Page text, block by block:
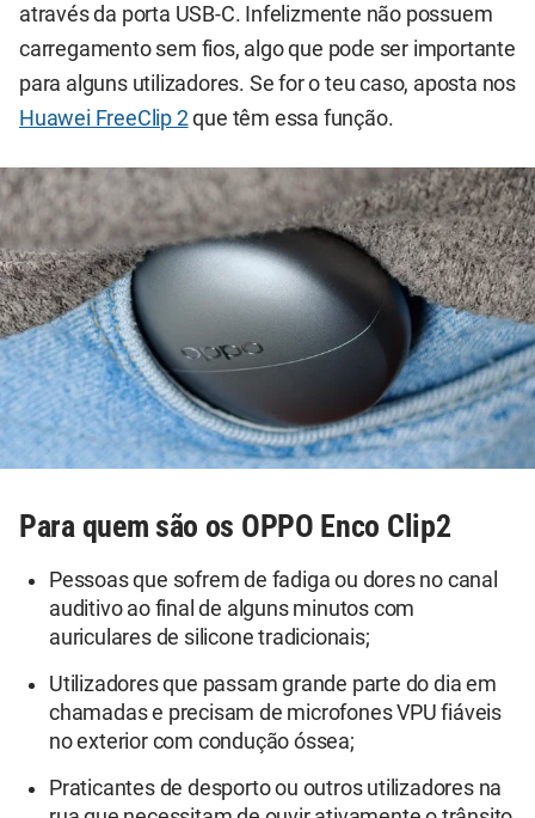
através da porta USB-C. Infelizmente não possuem
carregamento sem fios, algo que pode ser importante
para alguns utilizadores. Se for o teu caso, aposta nos
Huawei FreeClip 2que têm essa função.
Para quem são os OPPO Enco Clip2
Pessoas que sofrem de fadiga ou dores no canal
auditivo ao final de alguns minutos com
auriculares de silicone tradicionais;
Utilizadores que passam grande parte do dia em
chamadas e precisam de microfones VPU fiáveis
no exterior com condução óssea;
Praticantes de desporto ou outros utilizadores na